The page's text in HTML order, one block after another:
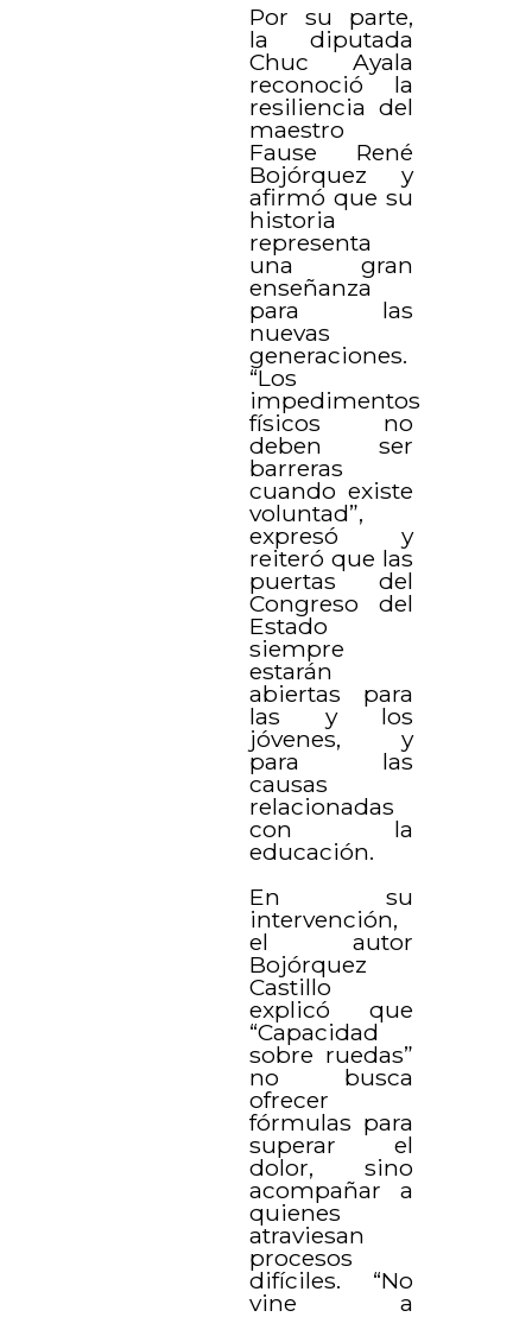
Por su parte,
la diputada
Chuc Ayala
reconoció la
resiliencia del
maestro
Fause René
Bojórquez y
afirmó que su
historia
representa
una gran
enseñanza
para las
nuevas
generaciones.
“Los
impedimentos
físicos no
deben ser
barreras
cuando existe
voluntad”,
expresó y
reiteró que las
puertas del
Congreso del
Estado
siempre
estarán
abiertas para
las y los
jóvenes, y
para las
causas
relacionadas
con la
educación.
En su
intervención,
el autor
Bojórquez
Castillo
explicó que
“Capacidad
sobre ruedas”
no busca
ofrecer
fórmulas para
superar el
dolor, sino
acompañar a
quienes
atraviesan
procesos
difíciles. “No
vine a